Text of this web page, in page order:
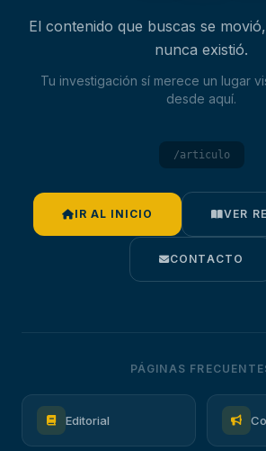
El contenido que buscas se
nunca existió.
Tu investigación sí merece un lugar
desde aquí.
/articulo
IR AL INICIO VER
CONTACTO
PÁGINAS
Editorial